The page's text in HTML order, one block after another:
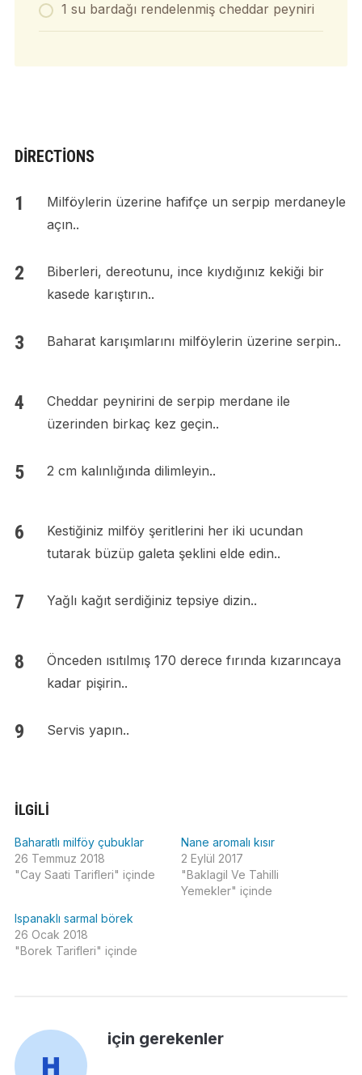
1 su bardağı rendelenmiş cheddar peyniri
DIRECTIONS
Milföylerin üzerine hafifçe un serpip merdaneyle
açın..
Biberleri, dereotunu, ince kıydığınız kekiği bir
kasede karıştırın..
Baharat karışımlarını milföylerin üzerine serpin..
Cheddar peynirini de serpip merdane ile
üzerinden birkaç kez geçin..
2 cm kalınlığında dilimleyin..
Kestiğiniz milföy şeritlerini her iki ucundan
tutarak büzüp galeta şeklini elde edin..
Yağlı kağıt serdiğiniz tepsiye dizin..
Önceden ısıtılmış 170 derece fırında kızarıncaya
kadar pişirin..
Servis yapın..
İLGILI
Baharatlı milföy çubuklar
26 Temmuz 2018
"Cay Saati Tarifleri" içinde
Nane aromalı kısır
2 Eylül 2017
"Baklagil Ve Tahilli
Yemekler" içinde
Ispanaklı sarmal börek
26 Ocak 2018
"Borek Tarifleri" içinde
için gerekenler